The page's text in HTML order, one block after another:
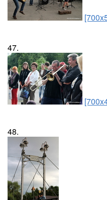
47.
48.